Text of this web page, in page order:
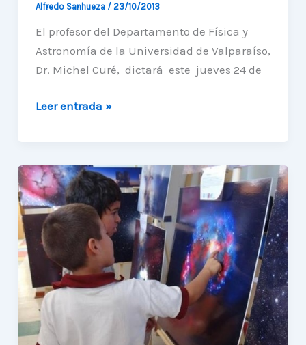
Alfredo Sanhueza / 23/10/2013
El profesor del Departamento de Física y
Astronomía de la Universidad de Valparaíso,
Dr. Michel Curé, dictará este jueves 24 de
Astrometeorología:
condiciones
atmosféricas
de
un
observatorio
astronómico
Leer entrada »